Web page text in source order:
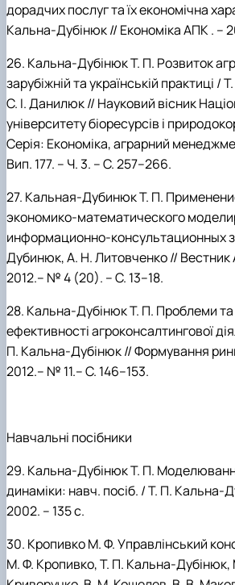
дорадчих послуг таїх економічна
Кальна-Дубінюк // ЕкономікаАПК . –
26. Кальна-ДубінюкТ. П. Розвиток
зарубіжній та українській практиці / Т.
С. І.Данилюк // Науковий вісник
університету біоресурсів і
Серія: Економіка, аграрний
Вип. 177. – Ч. 3. – С. 257–266.
27. Кальная-ДубинюкТ. П.
экономико-математического
информационно-консультационных
Дубинюк, А. Н. Литовченко //
2012.– № 4 (20). – С. 13–18.
28. Кальна-ДубінюкТ. П. Проблеми
ефективності агроконсалтингової
П. Кальна-Дубінюк // Формування
2012.– № 11.– С. 146–153.
Навчальні посібники
29. Кальна-ДубінюкТ. П.
динаміки: навч. посіб. / Т. П. Кальна-
2002. – 135 с.
30. КропивкоМ.Ф. Управлінський
М.Ф. Кропивко, Т. П. Кальна-Дубінюк,